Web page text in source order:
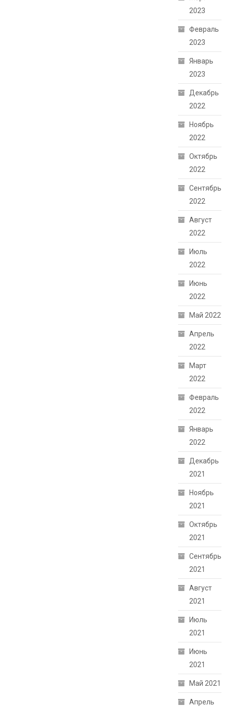
2023
Февраль
2023
Январь
2023
Декабрь
2022
Ноябрь
2022
Октябрь
2022
Сентябрь
2022
Август
2022
Июль
2022
Июнь
2022
Май 2022
Апрель
2022
Март
2022
Февраль
2022
Январь
2022
Декабрь
2021
Ноябрь
2021
Октябрь
2021
Сентябрь
2021
Август
2021
Июль
2021
Июнь
2021
Май 2021
Апрель